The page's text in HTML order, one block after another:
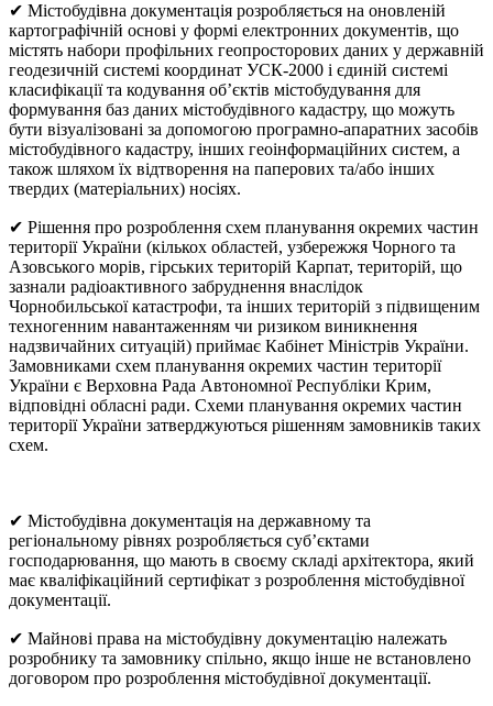
✔ Містобудівна документація розробляється на оновленій
картографічній основі у формі електронних документів, що
містять набори профільних геопросторових даних у державній
геодезичній системі координат УСК-2000 і єдиній системі
класифікації та кодування об’єктів містобудування для
формування баз даних містобудівного кадастру, що можуть
бути візуалізовані за допомогою програмно-апаратних засобів
містобудівного кадастру, інших геоінформаційних систем, а
також шляхом їх відтворення на паперових та/або інших
твердих (матеріальних) носіях.
✔ Рішення про розроблення схем планування окремих частин
території України (кількох областей, узбережжя Чорного та
Азовського морів, гірських територій Карпат, територій, що
зазнали радіоактивного забруднення внаслідок
Чорнобильської катастрофи, та інших територій з підвищеним
техногенним навантаженням чи ризиком виникнення
надзвичайних ситуацій) приймає Кабінет Міністрів України.
Замовниками схем планування окремих частин території
України є Верховна Рада Автономної Республіки Крим,
відповідні обласні ради. Схеми планування окремих частин
території України затверджуються рішенням замовників таких
схем.
✔ Містобудівна документація на державному та
регіональному рівнях розробляється суб’єктами
господарювання, що мають в своєму складі архітектора, який
має кваліфікаційний сертифікат з розроблення містобудівної
документації.
✔ Майнові права на містобудівну документацію належать
розробнику та замовнику спільно, якщо інше не встановлено
договором про розроблення містобудівної документації.